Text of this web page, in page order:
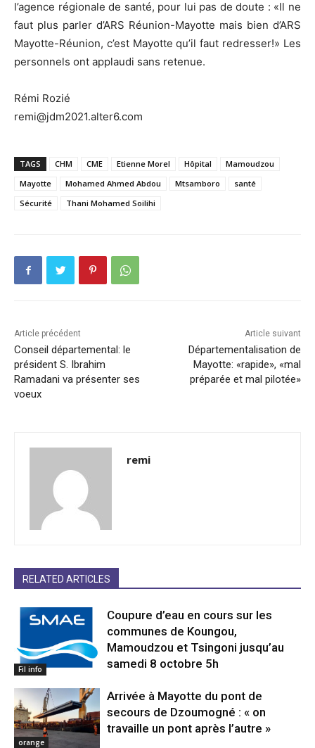
l’agence régionale de santé, pour lui pas de doute : «Il ne
faut plus parler d’ARS Réunion-Mayotte mais bien d’ARS
Mayotte-Réunion, c’est Mayotte qu’il faut redresser!» Les
personnels ont applaudi sans retenue.
Rémi Rozié
remi@jdm2021.alter6.com
TAGS CHM CME Etienne Morel Hôpital
Mamoudzou
Mayotte
Mohamed Ahmed Abdou Mtsamboro
santé
Sécurité
Thani Mohamed Soilihi
Article précédent
Conseil départemental: le
président S. Ibrahim
Ramadani va présenter ses
voeux
Article suivant
Départementalisation de
Mayotte: «rapide», «mal
préparée et mal pilotée»
remi
RELATED ARTICLES
Fil info
Coupure d’eau en cours sur les
communes de Koungou,
Mamoudzou et Tsingoni jusqu’au
samedi 8 octobre 5h
orange
Arrivée à Mayotte du pont de
secours de Dzoumogné : « on
travaille un pont après l’autre »